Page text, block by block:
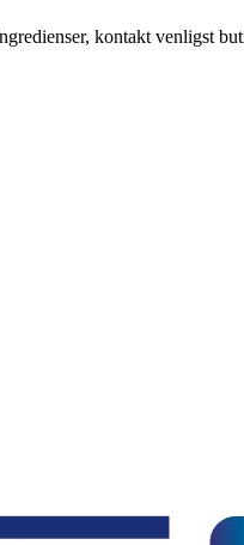
kontakt venligst